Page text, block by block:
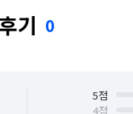
기 0
5점
4점